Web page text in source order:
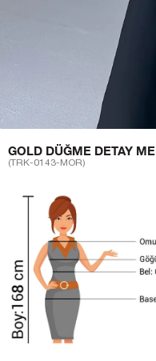
GOLD DÜĞME DETAY
(TRK-0143-MOR)